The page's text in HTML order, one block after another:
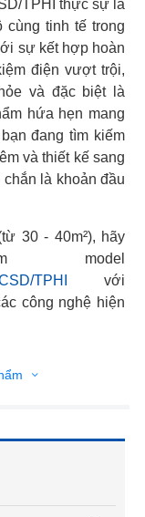
TPHI thực sự là
cùng tinh tế trong
sự kết hợp hoàn
điện vượt trội,
và đặc biệt là
hứa hẹn mang
đang tìm kiếm
và thiết kế sang
chắn là khoản đầu
30 - 40m²), hãy
TPHI
với
công nghệ hiện